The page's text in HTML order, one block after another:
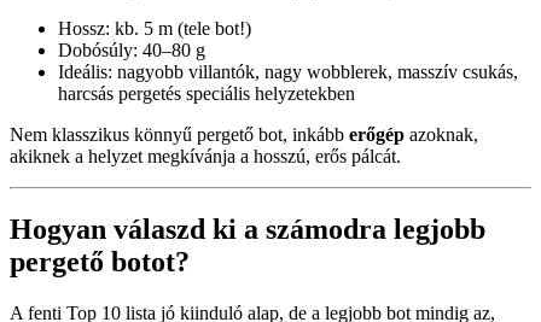
Hossz: kb. 5 m (tele bot!)
Dobósúly: 40–80 g
Ideális: nagyobb villantók, nagy wobblerek, masszív csukás,
harcsás pergetés speciális helyzetekben
Nem klasszikus könnyű pergető bot, inkább erőgép azoknak,
akiknek a helyzet megkívánja a hosszú, erős pálcát.
Hogyan válaszd ki a számodra legjobb
pergető botot?
A fenti Top 10 lista jó kiinduló alap, de a legjobb bot mindig az,